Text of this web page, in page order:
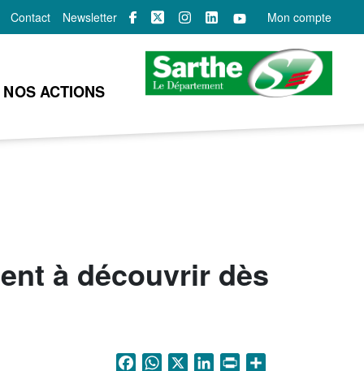
Contact Newsletter Mon compte
NOS ACTIONS
à découvrir dès
FacebookWhatsApp
X LinkedIn
Print